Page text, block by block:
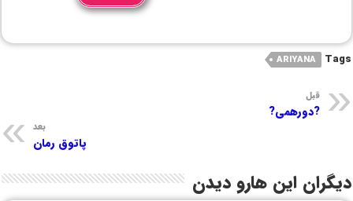
Tags
ARIYANA
قبل
?دورهمی?
بعد
پاتوق رمان
دیگران این هارو دیدن